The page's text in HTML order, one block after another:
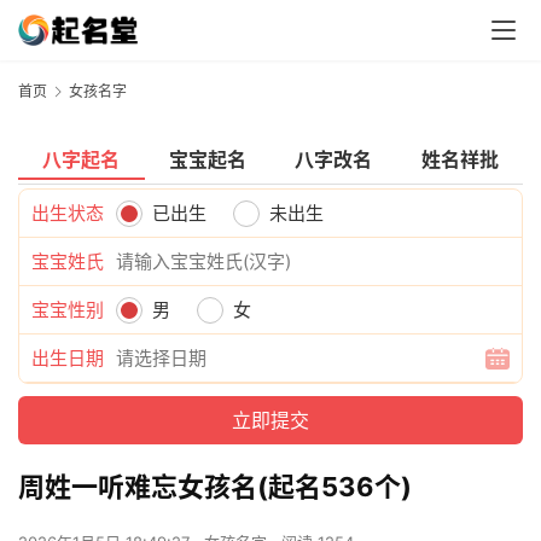
首页 女孩名字
八字起名 宝宝起名 八字改名 姓名祥批
出生状态 已出生 未出生
宝宝姓氏
宝宝性别 男 女
出生日期
周姓一听难忘女孩名(起名536个)